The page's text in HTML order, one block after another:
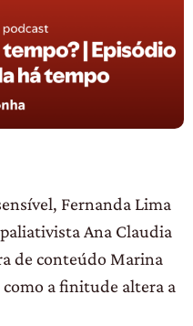
Fernanda Lima
Ana Claudia
de conteúdo Marina
a finitude altera a